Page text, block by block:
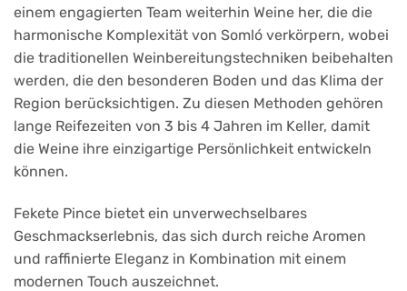
einem engagierten Team weiterhin Weine her, die die
harmonische Komplexität von Somló verkörpern, wobei
die traditionellen Weinbereitungstechniken beibehalten
werden, die den besonderen Boden und das Klima der
Region berücksichtigen. Zu diesen Methoden gehören
lange Reifezeiten von 3 bis 4 Jahren im Keller, damit
die Weine ihre einzigartige Persönlichkeit entwickeln
können.
Fekete Pince bietet ein unverwechselbares
Geschmackserlebnis, das sich durch reiche Aromen
und raffinierte Eleganz in Kombination mit einem
modernen Touch auszeichnet.